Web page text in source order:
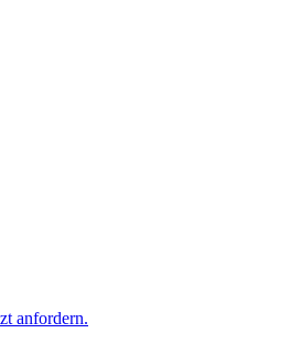
anfordern.